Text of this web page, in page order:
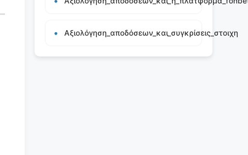
Αξιολόγηση_αποδόσεων_και_συγκρίσεις_στοιχη